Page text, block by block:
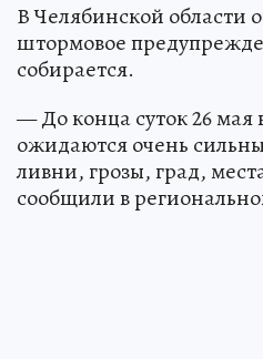
В Челябинской области
штормовое
собирается.
— До конца суток 26 мая
ожидаются очень
ливни, грозы, град,
сообщили в